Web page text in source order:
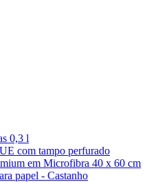
0,3 l
com tampo perfurado
em Microfibra 40 x 60 cm
papel - Castanho